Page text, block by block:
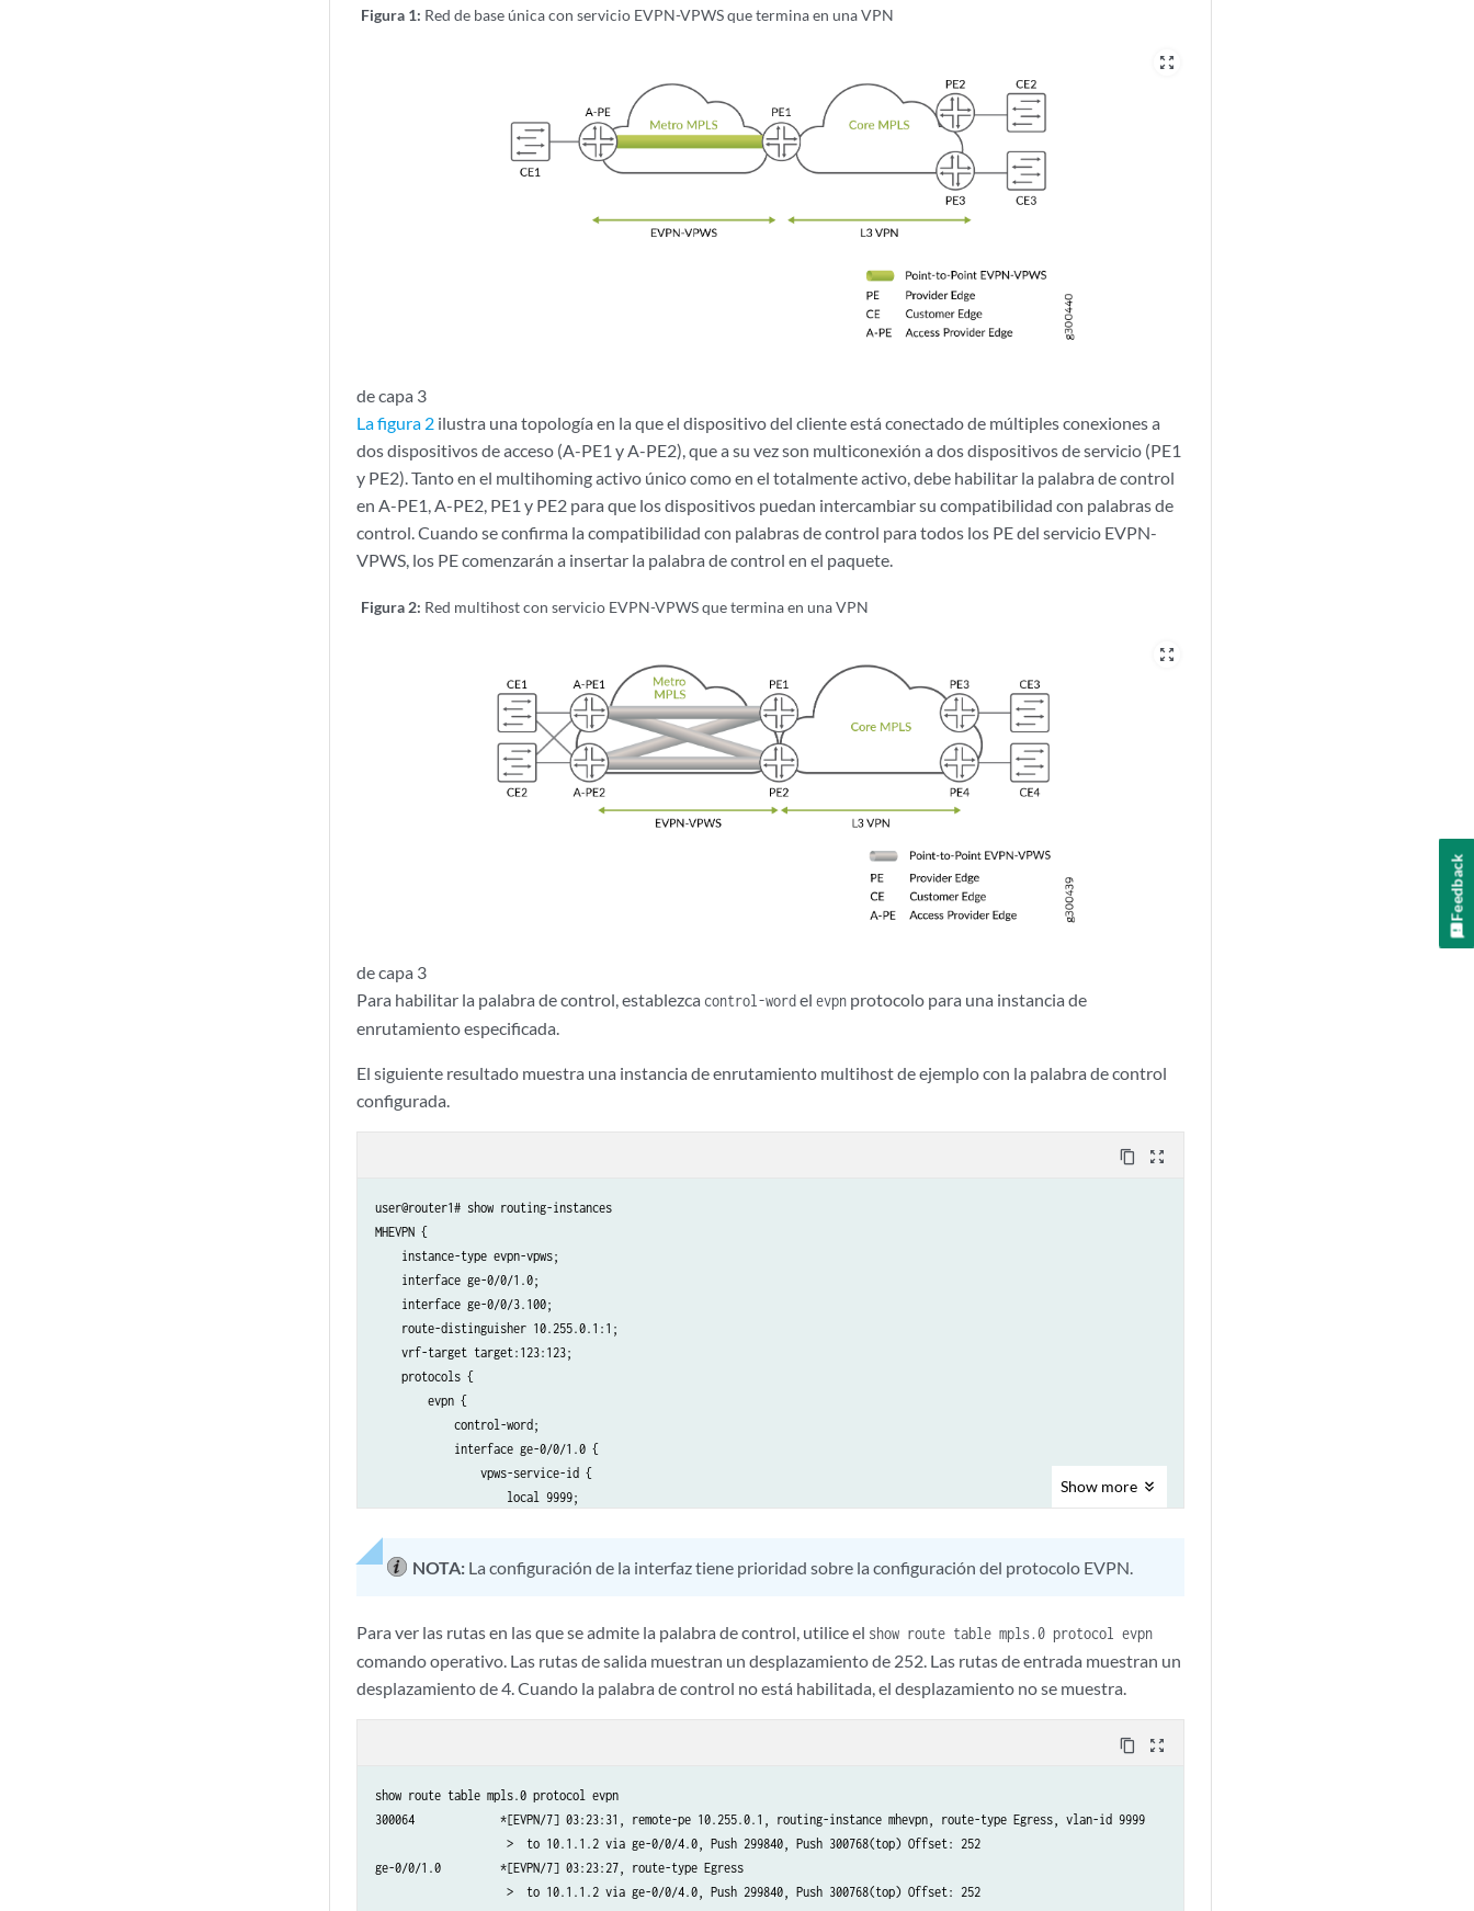
Figura 1: Red de base única con servicio EVPN-VPWS que termina en una VPN
zoom_out_map
de capa 3
La figura 2 ilustra una topología en la que el dispositivo del cliente está conectado de múltiples conexiones a
dos dispositivos de acceso (A-PE1 y A-PE2), que a su vez son multiconexión a dos dispositivos de servicio (PE1
y PE2). Tanto en el multihoming activo único como en el totalmente activo, debe habilitar la palabra de control
en A-PE1, A-PE2, PE1 y PE2 para que los dispositivos puedan intercambiar su compatibilidad con palabras de
control. Cuando se confirma la compatibilidad con palabras de control para todos los PE del servicio EVPN-
VPWS, los PE comenzarán a insertar la palabra de control en el paquete.
Figura 2: Red multihost con servicio EVPN-VPWS que termina en una VPN
zoom_out_map
de capa 3
Para habilitar la palabra de control, establezca control-wordel evpn protocolo para una instancia de
enrutamiento especificada.
El siguiente resultado muestra una instancia de enrutamiento multihost de ejemplo con la palabra de control
configurada.
content_copy zoom_out_map
user@router1# show routing-instances
MHEVPN {
    instance-type evpn-vpws;
    interface ge-0/0/1.0;
    interface ge-0/0/3.100;
    route-distinguisher 10.255.0.1:1;
    vrf-target target:123:123;
    protocols {
        evpn {
            control-word;
            interface ge-0/0/1.0 {
                vpws-service-id {
                    local 9999;
                }
            }
                vpws-service-id {
                    local 500;
                    remote 200;
        }
Show more
NOTA: La configuración de la interfaz tiene prioridad sobre la configuración del protocolo EVPN.
Para ver las rutas en las que se admite la palabra de control, utilice el show route table mpls.0 protocol evpn
comando operativo. Las rutas de salida muestran un desplazamiento de 252. Las rutas de entrada muestran un
desplazamiento de 4. Cuando la palabra de control no está habilitada, el desplazamiento no se muestra.
content_copy zoom_out_map
show route table mpls.0 protocol evpn
300064             *[EVPN/7] 03:23:31, remote-pe 10.255.0.1, routing-instance mhevpn, route-type Egress, vlan-id 9999
                    >  to 10.1.1.2 via ge-0/0/4.0, Push 299840, Push 300768(top) Offset: 252
ge-0/0/1.0         *[EVPN/7] 03:23:27, route-type Egress
                    >  to 10.1.1.2 via ge-0/0/4.0, Push 299840, Push 300768(top) Offset: 252
Feedback